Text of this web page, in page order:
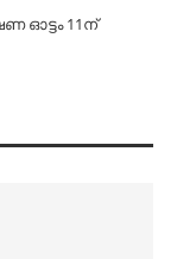
ഓട്ടം 11ന്